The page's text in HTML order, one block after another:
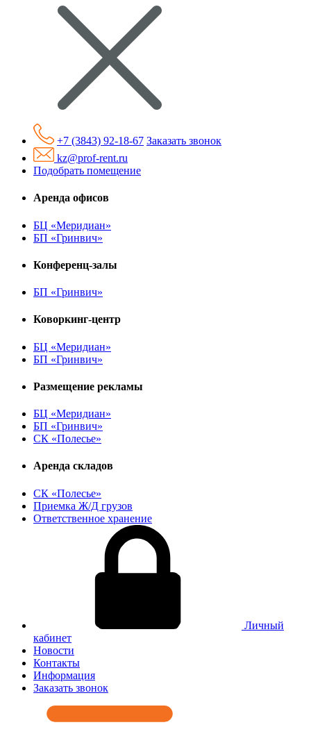
+7 (3843) 92-18-67 Заказать звонок
kz@prof-rent.ru
Подобрать помещение
Аренда офисов
БЦ «Меридиан»
БП «Гринвич»
Конференц-залы
БП «Гринвич»
Коворкинг-центр
БЦ «Меридиан»
БП «Гринвич»
Размещение рекламы
БЦ «Меридиан»
БП «Гринвич»
СК «Полесье»
Аренда складов
СК «Полесье»
Приемка Ж/Д грузов
Ответственное хранение
Личный
кабинет
Новости
Контакты
Информация
Заказать звонок